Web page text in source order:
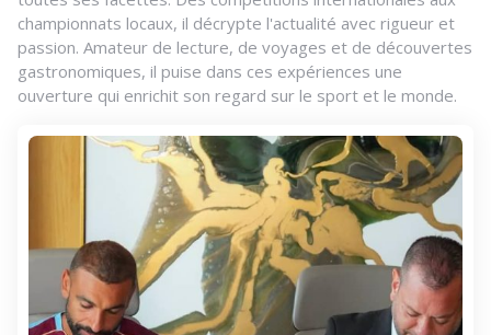
championnats locaux, il décrypte l'actualité avec rigueur et
passion. Amateur de lecture, de voyages et de découvertes
gastronomiques, il puise dans ces expériences une
ouverture qui enrichit son regard sur le sport et le monde.